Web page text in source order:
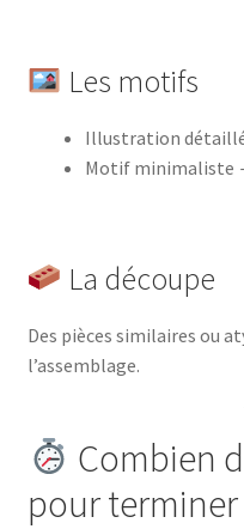
Les motifs
Illustration
Motif minimaliste
La découpe
Des pièces similaires ou
l’assemblage.
Combien
pour